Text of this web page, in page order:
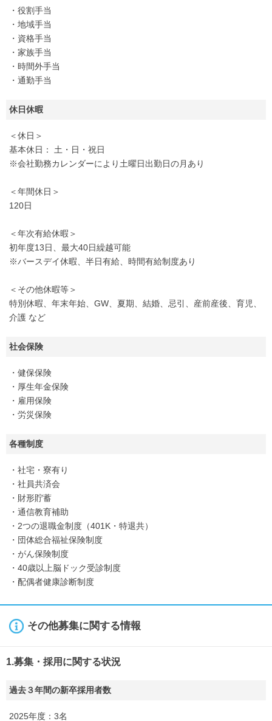
・役割手当
・地域手当
・資格手当
・家族手当
・時間外手当
・通勤手当
休日休暇
＜休日＞
基本休日： 土・日・祝日
※会社勤務カレンダーにより土曜日出勤日の月あり
＜年間休日＞
120日
＜年次有給休暇＞
初年度13日、最大40日繰越可能
※バースデイ休暇、半日有給、時間有給制度あり
＜その他休暇等＞
特別休暇、年末年始、GW、夏期、結婚、忌引、産前産後、育児、
介護 など
社会保険
・健保保険
・厚生年金保険
・雇用保険
・労災保険
各種制度
・社宅・寮有り
・社員共済会
・財形貯蓄
・通信教育補助
・2つの退職金制度（401K・特退共）
・団体総合福祉保険制度
・がん保険制度
・40歳以上脳ドック受診制度
・配偶者健康診断制度
その他募集に関する情報
1.募集・採用に関する状況
過去３年間の新卒採用者数
2025年度：3名